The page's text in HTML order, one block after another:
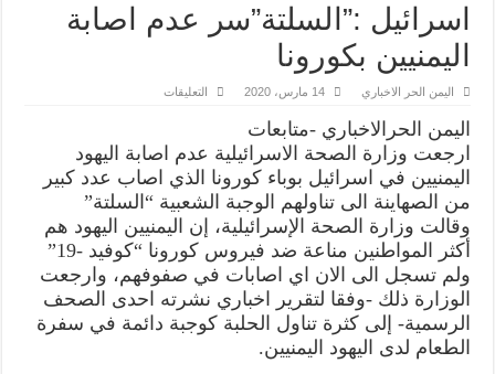
اسرائيل :”السلتة”سر عدم اصابة
اليمنيين بكورونا
اليمن الحر الاخباري 14 مارس، 2020 التعليقات
اصابة
اليمنيين
بكورونا
مغلقة
اليمن الحرالاخباري -متابعات
ارجعت وزارة الصحة الاسرائيلية عدم اصابة اليهود
اليمنيين في اسرائيل بوباء كورونا الذي اصاب عدد كبير
من الصهاينة الى تناولهم الوجبة الشعبية “السلتة”
وقالت وزارة الصحة الإسرائيلية، إن اليمنيين اليهود هم
أكثر المواطنين مناعة ضد فيروس كورونا “كوفيد -19”
ولم تسجل الى الان اي اصابات في صفوفهم، وارجعت
الوزارة ذلك -وفقا لتقرير اخباري نشرته احدى الصحف
الرسمية- إلى كثرة تناول الحلبة كوجبة دائمة في سفرة
الطعام لدى اليهود اليمنيين.